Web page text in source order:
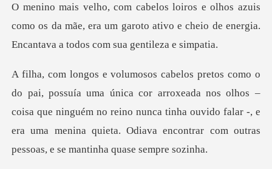
s
como os da mãe, era um garoto ativo e cheio de ene
roxeada nos olhos –
coisa que ninguém no reino nunca tinha ouvido falar -, e
era uma m